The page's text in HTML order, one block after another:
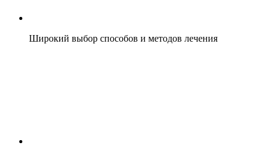
Широкий выбор способов и методов лечения